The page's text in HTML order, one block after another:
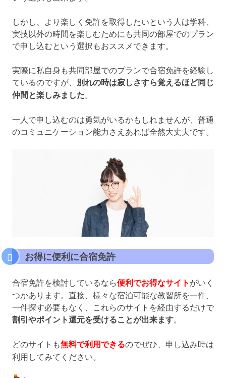
しかし、より楽しく免許を取得したいという人は学科、
実技以外の時間を楽しむためにも共同の部屋でのプラン
で申し込むという選択もおススメできます。
実際に私自身も共同部屋でのプランで合宿免許を経験し
ているのですが、 別れの時は寂しさすら覚えるほど同じ
仲間と楽しみました
一人で申し込むのは勇気がいるかもしれませんが、普通
のコミュニケーション能力さえあれば全然大丈夫です。
お得に便利に合宿免許
合宿免許を検討しているなら便利でお得なサイト がいく
つかあります。直接、様々な宿泊可能な教習所を一件、
一件探す必要もなく、これらのサイトを経由するだけで
割引やポイント還元を受けることが出来ます。
どのサイトも無料で利用できるのでぜひ、申し込み時は
利用してみてください。